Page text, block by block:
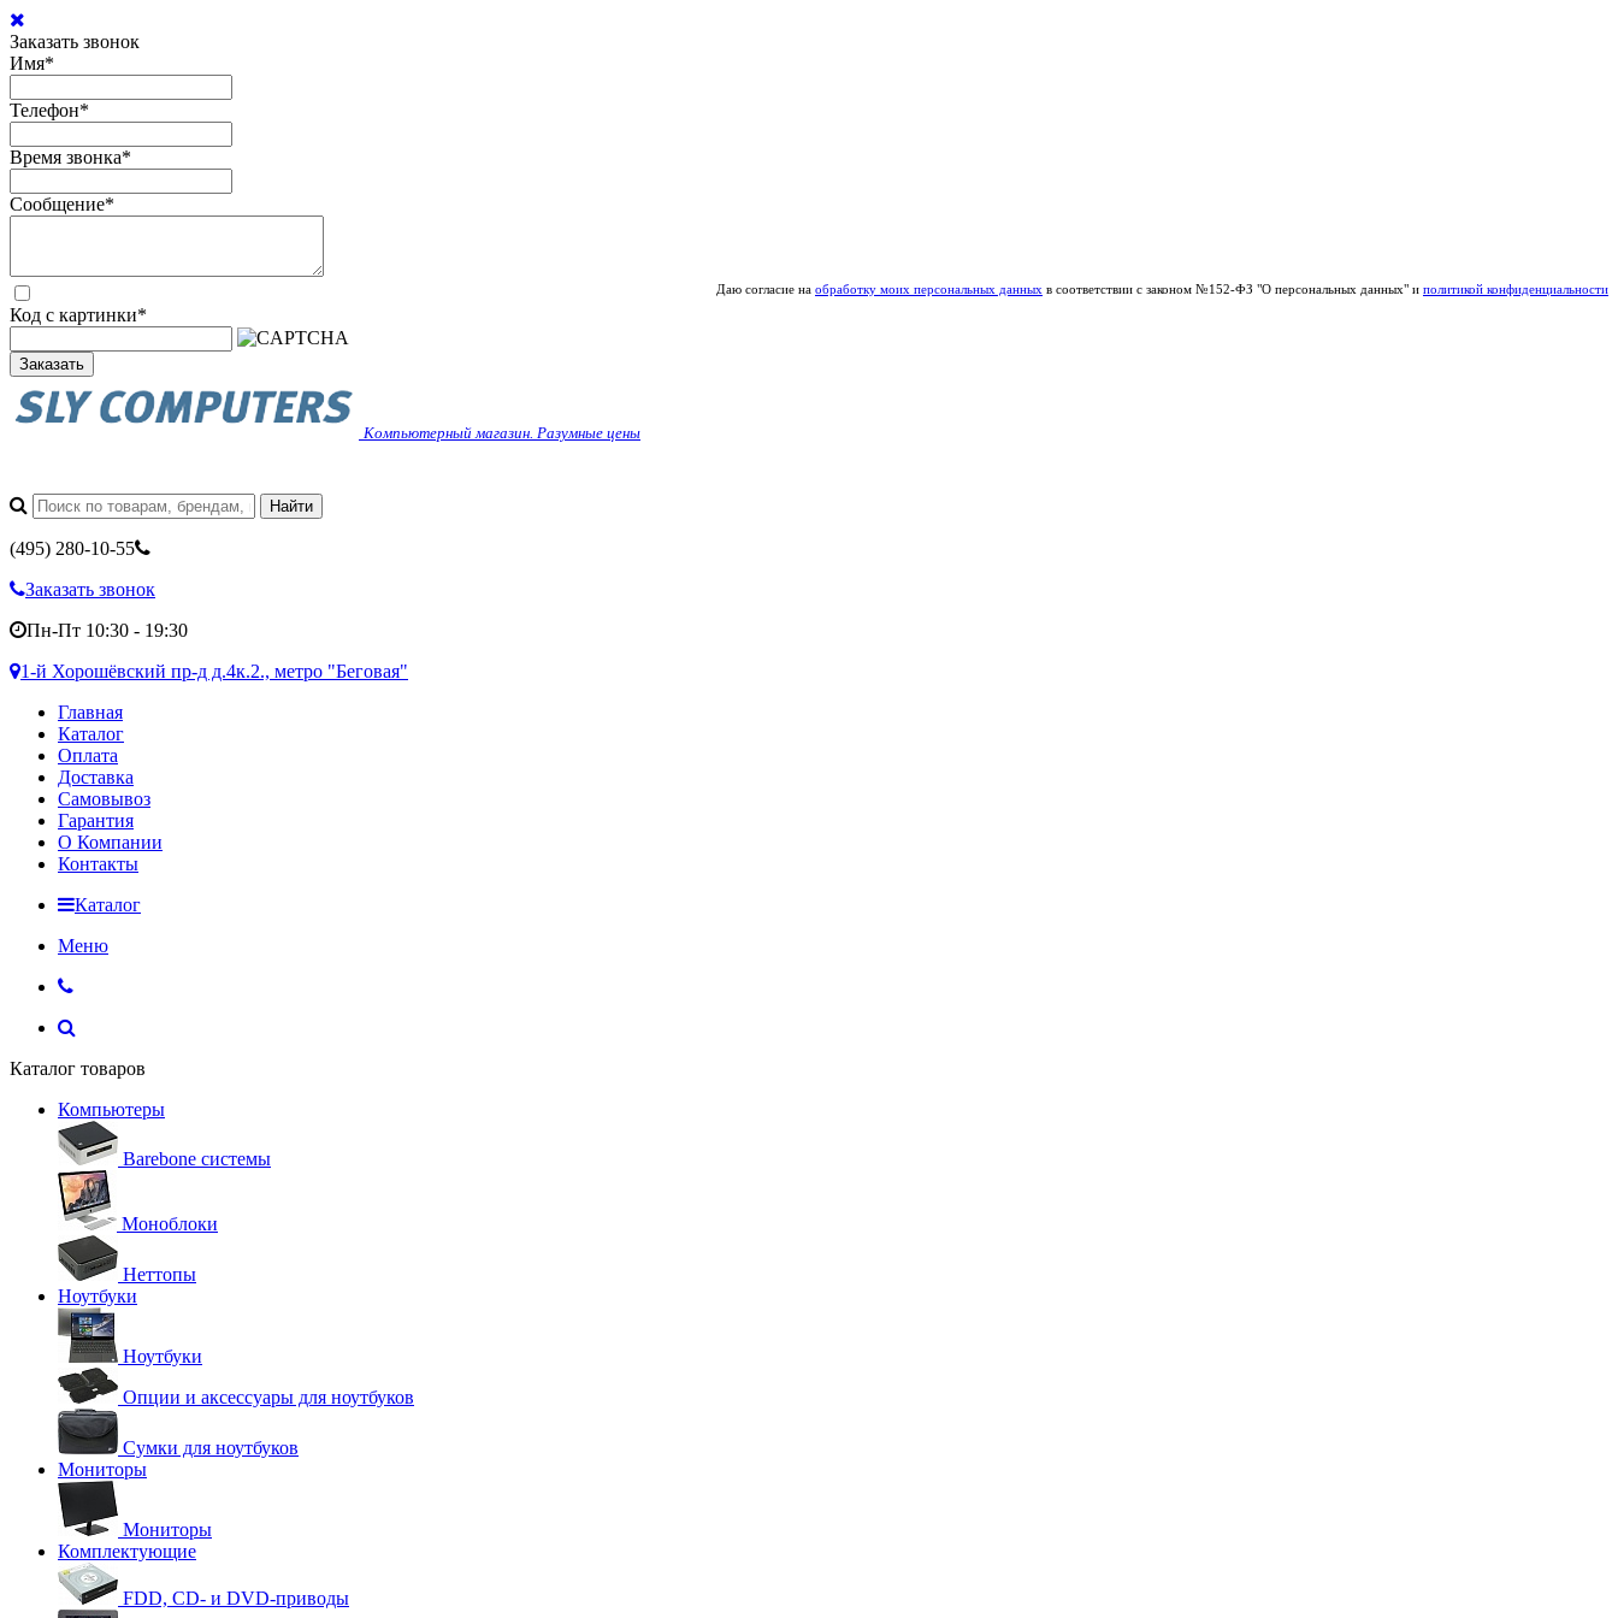
Заказать звонок
Имя*
Телефон*
Время звонка*
Сообщение*
Даю согласие на обработку моих персональных данных в соответствии с законом №152-ФЗ "О персональных данных" и политикой конфиденциальности
Код с картинки*
Заказать
Компьютерный магазин. Разумные цены
(495) 280-10-55
Заказать звонок
Пн-Пт 10:30 - 19:30
1-й Хорошёвский пр-д д.4к.2., метро "Беговая"
Главная
Каталог
Оплата
Доставка
Самовывоз
Гарантия
О Компании
Контакты
Каталог
Меню
Каталог товаров
Компьютеры
Barebone системы
Моноблоки
Неттопы
Ноутбуки
Ноутбуки
Опции и аксессуары для ноутбуков
Сумки для ноутбуков
Мониторы
Мониторы
Комплектующие
FDD, CD- и DVD-приводы